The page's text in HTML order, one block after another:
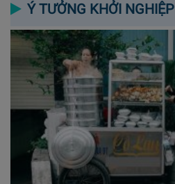
Ý TƯỞNG KHỞI NGHIỆP